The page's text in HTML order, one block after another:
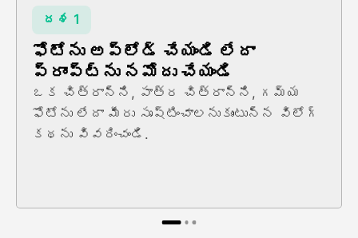
దశ 1
ఫోటోను అప్లోడ్ చేయండి లేదా
ప్రాంప్ట్ను నమోదు చేయండి
ఒక చిత్రాన్ని, పాత్ర చిత్రాన్ని, గమ్య
ఫోటోను లేదా మీరు సృష్టించాలనుకుంటున్న విలోగ్
కథను వివరించండి.